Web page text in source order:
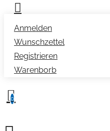
Anmelden
Wunschzettel
Registrieren
Warenborb
0